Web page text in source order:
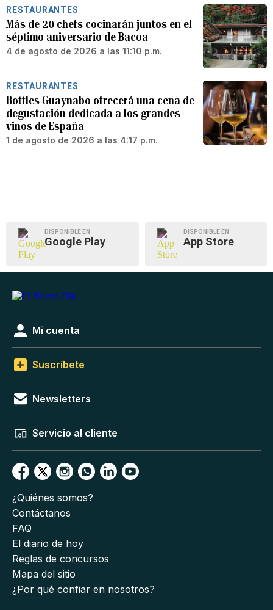
RESTAURANTES
Más de 20 chefs cocinarán juntos en el
séptimo aniversario de Bacoa
4 de agosto de 2026 a las 11:10 p.m.
RESTAURANTES
Bottles Guaynabo ofrecerá una cena de
degustación dedicada a los grandes
vinos de España
1 de agosto de 2026 a las 4:17 p.m.
DISPONIBLE EN
Google Play
DISPONIBLE EN
App Store
Mi cuenta
Suscríbete
Newsletters
Servicio al cliente
¿Quiénes somos?
Contáctanos
FAQ
El diario de hoy
Reglas de concursos
Mapa del sitio
¿Por qué confiar en nosotros?